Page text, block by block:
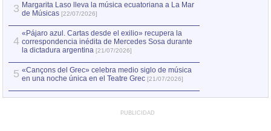
3 Margarita Laso lleva la música ecuatoriana a La Mar
de Músicas [22/07/2026]
4
«Pájaro azul. Cartas desde el exilio» recupera la
correspondencia inédita de Mercedes Sosa durante
la dictadura argentina [21/07/2026]
5 «Cançons del Grec» celebra medio siglo de música
en una noche única en el Teatre Grec [21/07/2026]
PUBLICIDAD